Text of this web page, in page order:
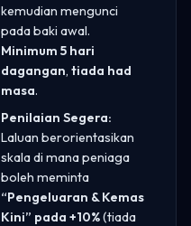
kemudian mengunci
pada baki awal.
Minimum 5 hari
dagangan, tiada had
masa.
Penilaian Segera:
Laluan berorientasikan
skala di mana peniaga
boleh meminta
“Pengeluaran & Kemas
Kini” pada +10%(tiada